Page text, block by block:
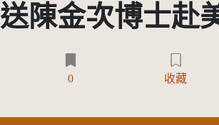
送陳金次博士赴
0 收藏